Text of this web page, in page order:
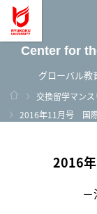
Center for
グローバル教
ホーム
交換留学マン
2016年11月号 国
2016